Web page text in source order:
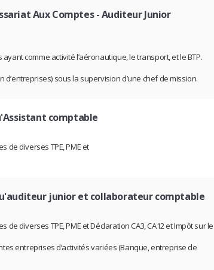
Aux Comptes- Auditeur Junior
comme activité l’aéronautique, le transport, et le BTP.
sous la supervision d’une chef de mission.
comptable
de diverses TPE, PME et
junior et collaborateur comptable
diverses TPE, PME et Déclaration CA3, CA12 et Impôt sur le
entreprises d’activités variées (Banque, entreprise de